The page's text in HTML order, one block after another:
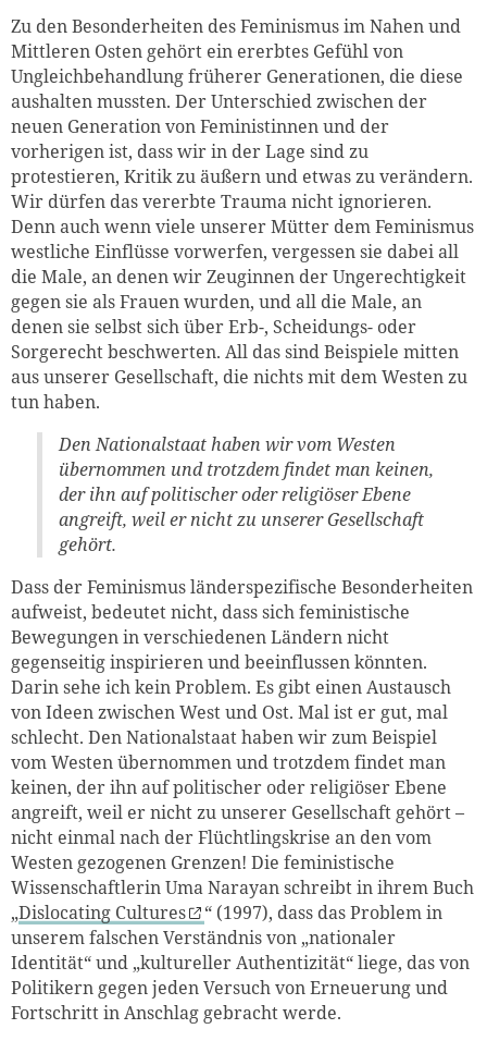
Zu den Besonderheiten des Feminismus im Nahen und
Mittleren Osten gehört ein ererbtes Gefühl von
Ungleichbehandlung früherer Generationen, die diese
aushalten mussten. Der Unterschied zwischen der
neuen Generation von Feministinnen und der
vorherigen ist, dass wir in der Lage sind zu
protestieren, Kritik zu äußern und etwas zu verändern.
Wir dürfen das vererbte Trauma nicht ignorieren.
Denn auch wenn viele unserer Mütter dem Feminismus
westliche Einflüsse vorwerfen, vergessen sie dabei all
die Male, an denen wir Zeuginnen der Ungerechtigkeit
gegen sie als Frauen wurden, und all die Male, an
denen sie selbst sich über Erb-, Scheidungs- oder
Sorgerecht beschwerten. All das sind Beispiele mitten
aus unserer Gesellschaft, die nichts mit dem Westen zu
tun haben.
Den Nationalstaat haben wir vom Westen
übernommen und trotzdem findet man keinen,
der ihn auf politischer oder religiöser Ebene
angreift, weil er nicht zu unserer Gesellschaft
gehört.
Dass der Feminismus länderspezifische Besonderheiten
aufweist, bedeutet nicht, dass sich feministische
Bewegungen in verschiedenen Ländern nicht
gegenseitig inspirieren und beeinflussen könnten.
Darin sehe ich kein Problem. Es gibt einen Austausch
von Ideen zwischen West und Ost. Mal ist er gut, mal
schlecht. Den Nationalstaat haben wir zum Beispiel
vom Westen übernommen und trotzdem findet man
keinen, der ihn auf politischer oder religiöser Ebene
angreift, weil er nicht zu unserer Gesellschaft gehört –
nicht einmal nach der Flüchtlingskrise an den vom
Westen gezogenen Grenzen! Die feministische
Wissenschaftlerin Uma Narayan schreibt in ihrem Buch
„Dislocating Cultures
“ (1997), dass das Problem in
unserem falschen Verständnis von „nationaler
Identität“ und „kultureller Authentizität“ liege, das von
Politikern gegen jeden Versuch von Erneuerung und
Fortschritt in Anschlag gebracht werde.